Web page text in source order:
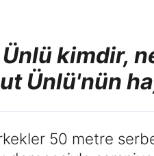
kimdir,
Ünlü'nün
50 metre